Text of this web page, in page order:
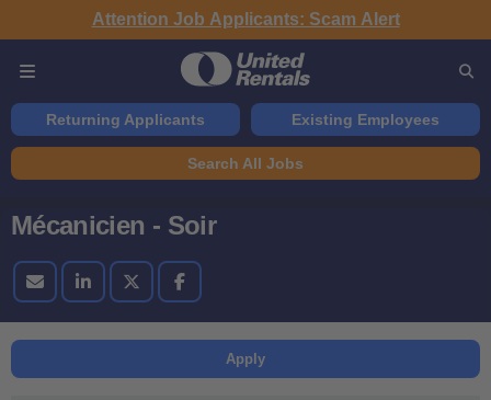
Attention Job Applicants: Scam Alert
Returning Applicants Existing Employees
Search All Jobs
Mécanicien - Soir
Apply